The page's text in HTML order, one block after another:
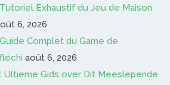
Exhaustif du Jeu de Maison
6, 2026
Complet du Game de
août 6, 2026
Ultieme Gids over Dit Meeslepende